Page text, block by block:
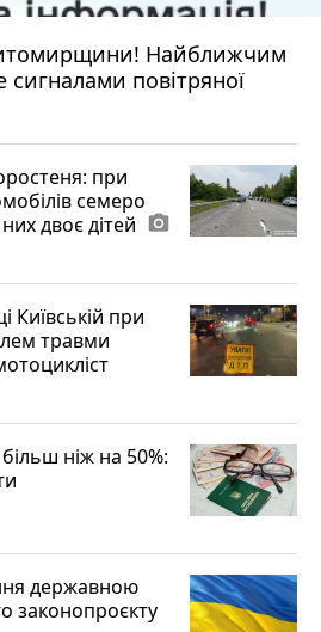
Найближчим
сигналами повітряної
при
семеро
двоє дітей photo_camera
Київській при
травми
ніж на 50%:
державною
законопроєкту